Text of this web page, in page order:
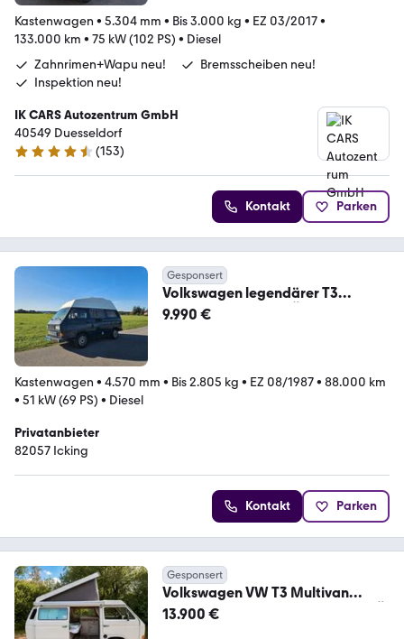
Kastenwagen • 5.304 mm • Bis 3.000 kg • EZ 03/2017•
133.000 km • 75 kW (102 PS) • Diesel
Zahnrimen+Wapu neu!
Bremsscheiben neu!
Inspektion neu!
IK CARS Autozentrum GmbH
40549 Duesseldorf
4.6 Sterne
(153)
Kontakt Parken
Gesponsert
Volkswagen legendärer T3
Camper, Oldtimer TÜV NEU
9.990 €
Kastenwagen • 4.570 mm • Bis 2.805 kg • EZ 08/1987• 88.000 km
• 51 kW (69 PS) • Diesel
Privatanbieter
82057 Icking
Kontakt Parken
Gesponsert
Volkswagen VW T3 Multivan
Camper 1.7 D | H-Kennzeichen | TÜ
13.900 €